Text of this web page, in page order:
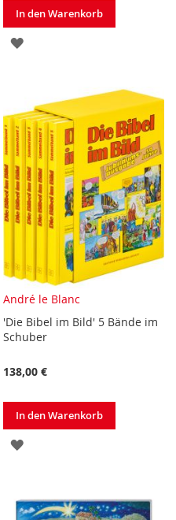
In den Warenkorb
ZUR
HINZUFÜGEN
André le Blanc
'Die Bibel im Bild' 5 Bände im
Schuber
138,00 €
In den Warenkorb
ZUR
HINZUFÜGEN